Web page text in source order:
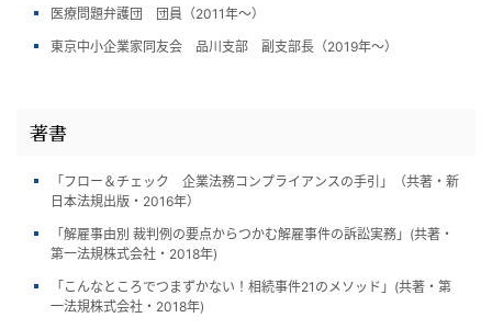
医療問題弁護団 団員（2011年～）
東京中小企業家同友会 品川支部 副支部長（2019年～）
著書
「フロー＆チェック 企業法務コンプライアンスの手引」（共著・新
日本法規出版・2016年）
「解雇事由別 裁判例の要点からつかむ解雇事件の訴訟実務」(共著・
第一法規株式会社・2018年)
「こんなところでつまずかない！相続事件21のメソッド」(共著・第
一法規株式会社・2018年)